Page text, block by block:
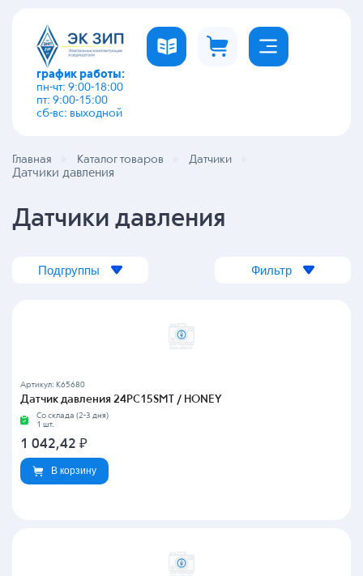
график работы:
пн-чт: 9:00-18:00
пт: 9:00-15:00
сб-вс: выходной
Главная Каталог товаров Датчики
Датчики давления
Датчики давления
Подгруппы Фильтр
Артикул: K65680
Датчик давления 24PC15SMT / HONEY
Со склада (2-3 дня)
1 шт.
1 042,42 ₽
В корзину